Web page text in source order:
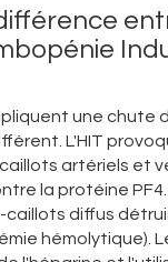
une chute
L'HIT
artériels et
la protéine PF4.
caillots diffus
hémolytique).